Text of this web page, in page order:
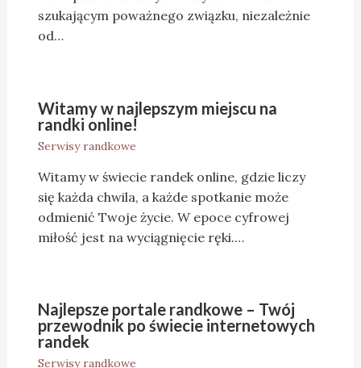
szukającym poważnego związku, niezależnie
od…
Witamy w najlepszym miejscu na
randki online!
Serwisy randkowe
Witamy w świecie randek online, gdzie liczy
się każda chwila, a każde spotkanie może
odmienić Twoje życie. W epoce cyfrowej
miłość jest na wyciągnięcie ręki.…
Najlepsze portale randkowe – Twój
przewodnik po świecie internetowych
randek
Serwisy randkowe